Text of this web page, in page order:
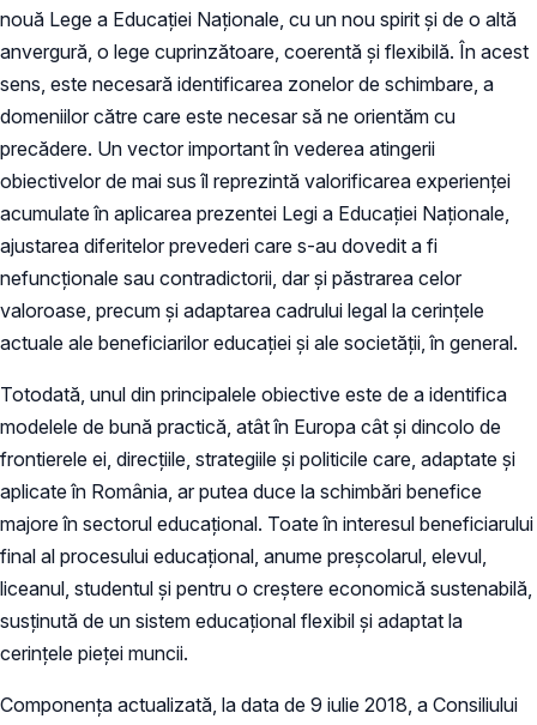
nouă Lege a Educației Naționale, cu un nou spirit și de o altă
anvergură, o lege cuprinzătoare, coerentă și flexibilă. În acest
sens, este necesară identificarea zonelor de schimbare, a
domeniilor către care este necesar să ne orientăm cu
precădere. Un vector important în vederea atingerii
obiectivelor de mai sus îl reprezintă valorificarea experienței
acumulate în aplicarea prezentei Legi a Educației Naționale,
ajustarea diferitelor prevederi care s-au dovedit a fi
nefuncționale sau contradictorii, dar și păstrarea celor
valoroase, precum și adaptarea cadrului legal la cerințele
actuale ale beneficiarilor educației și ale societății, în general.
Totodată, unul din principalele obiective este de a identifica
modelele de bună practică, atât în Europa cât și dincolo de
frontierele ei, direcțiile, strategiile și politicile care, adaptate și
aplicate în România, ar putea duce la schimbări benefice
majore în sectorul educațional. Toate în interesul beneficiarului
final al procesului educațional, anume preșcolarul, elevul,
liceanul, studentul și pentru o creștere economică sustenabilă,
susținută de un sistem educațional flexibil și adaptat la
cerințele pieței muncii.
Componența actualizată, la data de 9 iulie 2018, a Consiliului